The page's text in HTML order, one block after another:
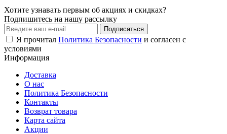
Хотите узнавать первым об акциях и скидках?
Подпишитесь на нашу рассылку
Подписаться
Я прочитал Политика Безопасности и согласен с
условиями
Информация
Доставка
О нас
Политика Безопасности
Контакты
Возврат товара
Карта сайта
Акции